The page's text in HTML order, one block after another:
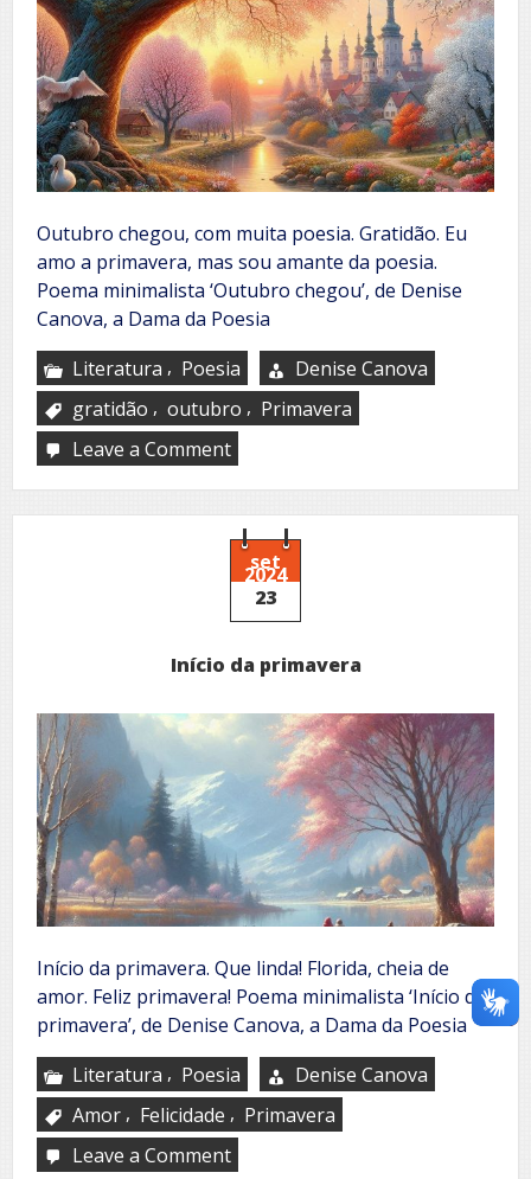
Outubro chegou, com muita poesia. Gratidão. Eu
amo a primavera, mas sou amante da poesia.
Poema minimalista ‘Outubro chegou’, de Denise
Canova, a Dama da Poesia
Literatura , Poesia
Denise Canova
gratidão , outubro , Primavera
Leave a Commenton
chegou
set
2024
23
Início da primavera
Início da primavera. Que linda! Florida, cheia de
amor. Feliz primavera! Poema minimalista ‘Início da
primavera’, de Denise Canova, a Dama da Poesia
Literatura , Poesia
Denise Canova
Amor , Felicidade , Primavera
Leave a Commenton